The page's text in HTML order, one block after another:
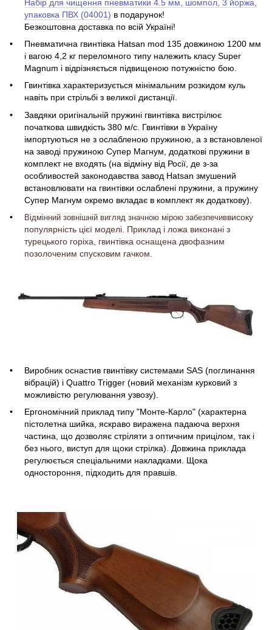
Набір для чищення пневматики 4.5 мм, шомпол, 3 йоржа,
упаковка ПВХ (04001) в подарунок!
Безкоштовна доставка по всій Україні!
Пневматична гвинтівка Hatsan mod 135 довжиною 1200 мм
і вагою 4,2 кг переломного типу належить класу Super
Magnum і відрізняється підвищеною потужністю бою.
Гвинтівка характеризується мінімальним розкидом куль
навіть при стрільбі з великої дистанції.
Завдяки оригінальній пружині гвинтівка вистрілює
початкова швидкість 380 м/с. Гвинтівки в Україну
імпортуються не з ослабленою пружиною, а з встановленої
на заводі пружиною Супер Магнум, додаткові пружини в
комплект не входять (на відміну від Росії, де з-за
особливостей законодавства завод Hatsan змушений
встановлювати на гвинтівки ослаблені пружини, а пружину
Супер Магнум окремо вкладає в комплект як додаткову).
Відмінний зовнішній вигляд значною мірою забезпечиввисоку
популярність цієї моделі. Приклад і ложа виконані з
турецького горіха, гвинтівка оснащена двофазним
позолоченим спусковим гачком.
Виробник оснастив гвинтівку системами SAS (поглинання
вібрацій) і Quattro Trigger (новий механізм курковий з
можливістю регулювання узвозу).
Ергономічний приклад типу "Монте-Карло" (характерна
пістолетна шийка, яскраво виражена падаюча верхня
частина, що дозволяє стріляти з оптичним прицілом, так і
без нього, виступ для щоки стрілка). Довжина приклада
регулюється спеціальними накладками. Щока
одностороння, підходить для правшів.